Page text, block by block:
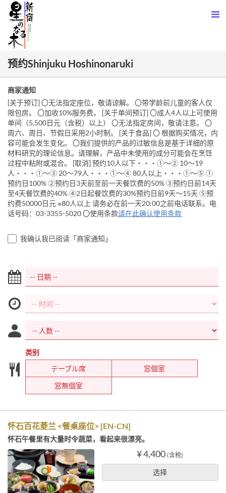
预约Shinjuku Hoshinonaruki
商家通知
[关于预订] 〇无法指定座位，敬请谅解。 〇带学龄前儿童的客人仅
限包房。 〇加收10%服务费。 [关于单间预订] 〇成人4人以上可使用
单间（5,500日元（含税）以上） 〇无法指定房间，敬请注意。 〇
周六、周日、节假日采用2小时制。 [关于食品] 〇 根据购买情况，内
容可能会发生变化。 〇我们提供的产品的过敏信息是基于详细的原
材料研究的理论信息。请理解，产品中未使用的成分可能会在烹饪
过程中粘附或混合。 [取消] 预约10人以下・・・①～② 10～19
人・・・①～③ 20～79人・・・①～④ 80人以上・・・①～⑤ ①
预约日100% ②预约日3天前至前一天餐饮费的50% ③预约日前14天
至4天餐饮费的40% ④2日起餐饮费的30%预约日前9天～15天 ⑤预
约费50000日元 ※80人以上 请务必在前一天20:00之前电话联系。电
话号码：03-3355-5020 〇使用条款请在此确认使用条款
我确认我已阅读「商家通知」
类别
テーブル席
窓個室
窓無個室
怀石百花菱兰 <餐桌座位> [EN-CN]
怀石午餐里有大量时令蔬菜，看起来很漂亮。
¥ 4,400 (含税)
选择